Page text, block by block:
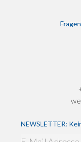
NEWSLETTER: